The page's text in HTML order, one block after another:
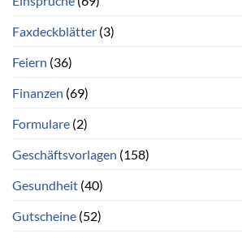
Faxdeckblätter (3)
Feiern (36)
Finanzen (69)
Formulare (2)
Geschäftsvorlagen (158)
Gesundheit (40)
Gutscheine (52)